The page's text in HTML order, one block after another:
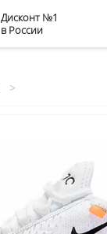
Дисконт №1
в России